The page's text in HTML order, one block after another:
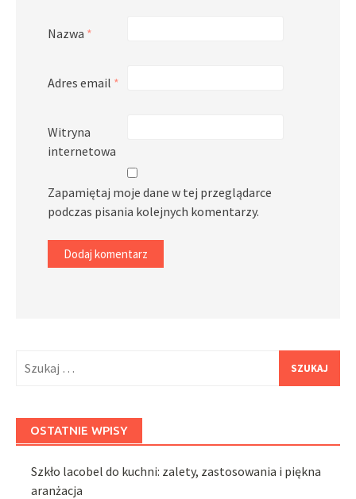
Nazwa *
Adres email *
Witryna
internetowa
Zapamiętaj moje dane w tej przeglądarce
podczas pisania kolejnych komentarzy.
OSTATNIE WPISY
Szkło lacobel do kuchni: zalety, zastosowania i piękna
aranżacja